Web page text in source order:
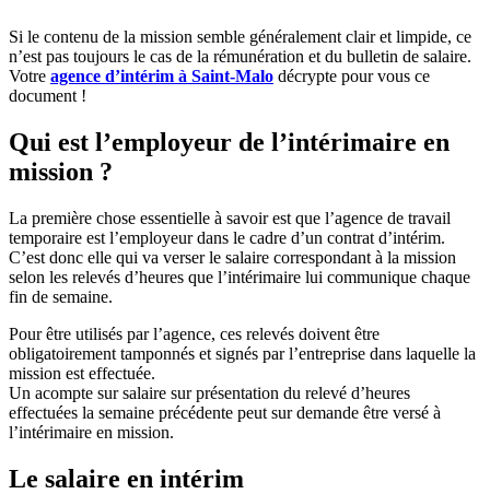
Si le contenu de la mission semble généralement clair et limpide, ce
n’est pas toujours le cas de la rémunération et du bulletin de salaire.
Votre agence d’intérim à Saint-Malo décrypte pour vous ce
document !
Qui est l’employeur de l’intérimaire en
mission ?
La première chose essentielle à savoir est que l’agence de travail
temporaire est l’employeur dans le cadre d’un contrat d’intérim.
C’est donc elle qui va verser le salaire correspondant à la mission
selon les relevés d’heures que l’intérimaire lui communique chaque
fin de semaine.
Pour être utilisés par l’agence, ces relevés doivent être
obligatoirement tamponnés et signés par l’entreprise dans laquelle la
mission est effectuée.
Un acompte sur salaire sur présentation du relevé d’heures
effectuées la semaine précédente peut sur demande être versé à
l’intérimaire en mission.
Le salaire en intérim